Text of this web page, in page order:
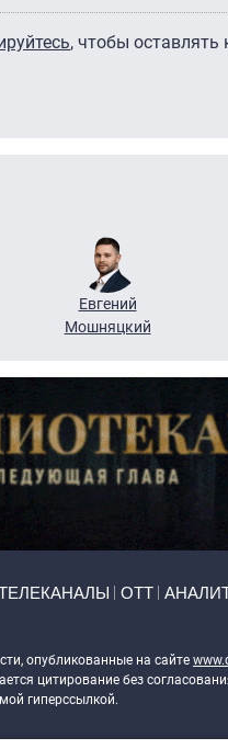
, чтобы
Евгений
Мошняцкий
ОТТ
опубликованные на сайте
цитирование без
гиперссылкой.